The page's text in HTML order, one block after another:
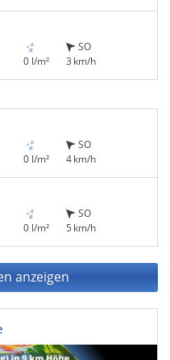
0 l/m²
SO
3 km/h
0 l/m²
SO
4 km/h
0 l/m²
SO
5 km/h
anzeigen